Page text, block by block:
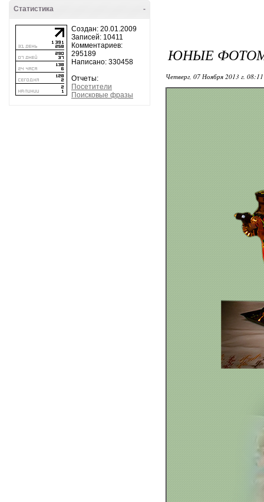
-
Статистика
Создан: 20.01.2009
Записей: 10411
Комментариев:
295189
Написано: 330458
Отчеты:
Посетители
Поисковые фразы
ЮНЫЕ
Четверг, 07 Ноября 2013 г.